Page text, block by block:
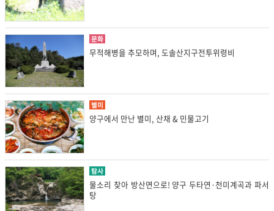
문화
무적해병을 추모하며, 도솔산지구전투위령비
별미
양구에서 만난 별미, 산채 & 민물고기
탐사
물소리 찾아 방산면으로! 양구 두타연·천미계곡과 파서
탕